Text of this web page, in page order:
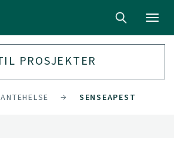
PROSJEKTER
SENSEAPEST